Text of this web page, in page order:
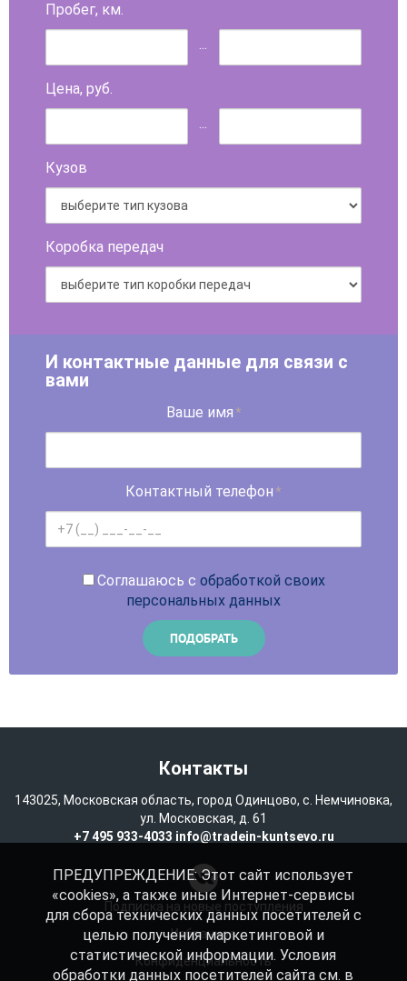
Пробег, км.
...
Цена, руб.
...
Кузов
Коробка передач
И контактные данные для связи с
вами
Ваше имя *
Контактный телефон *
Соглашаюсь с обработкой своих
персональных данных
Контакты
143025, Московская область, город Одинцово, с. Немчиновка,
ул. Московская, д. 61
+7 495 933-4033 info@tradein-kuntsevo.ru
Подписка на новые поступления
Избранное
Конфиденциальность
ПРЕДУПРЕЖДЕНИЕ: Этот сайт использует
«cookies», а также иные Интернет-сервисы
для сбора технических данных посетителей с
целью получения маркетинговой и
статистической информации. Условия
обработки данных посетителей сайта см. в